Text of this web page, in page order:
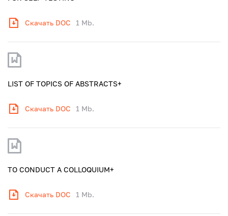
Скачать DOC 1 Mb.
LIST OF TOPICS OF ABSTRACTS+
Скачать DOC 1 Mb.
TO CONDUCT A COLLOQUIUM+
Скачать DOC 1 Mb.